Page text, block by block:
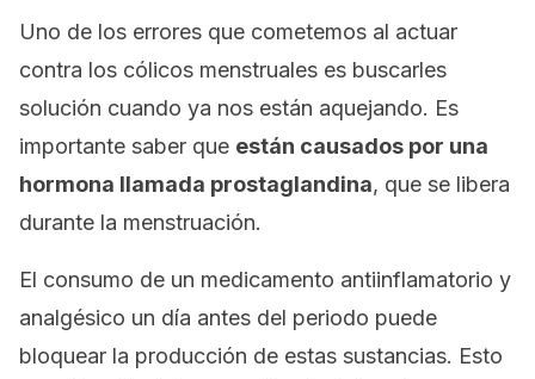
Uno de los errores que cometemos al actuar
contra los cólicos menstruales es buscarles
solución cuando ya nos están aquejando. Es
importante saber que están causados por una
hormona llamada prostaglandina, que se libera
durante la menstruación.
El consumo de un medicamento antiinflamatorio y
analgésico un día antes del periodo puede
bloquear la producción de estas sustancias. Esto